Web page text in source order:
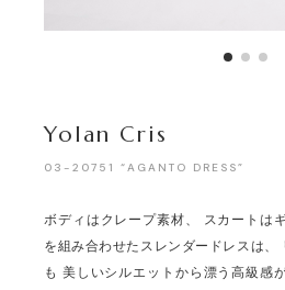
Yolan Cris
03-20751 “AGANTO DRESS”
ボディはクレープ素材、 スカートは
を組み合わせたスレンダードレスは、
も 美しいシルエットから漂う高級感